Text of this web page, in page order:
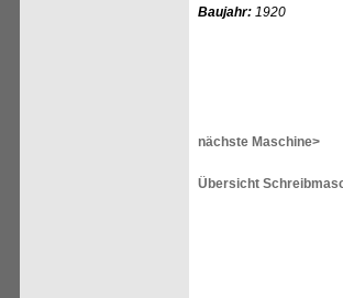
Baujahr: 1920
nächste Maschine>
Übersicht